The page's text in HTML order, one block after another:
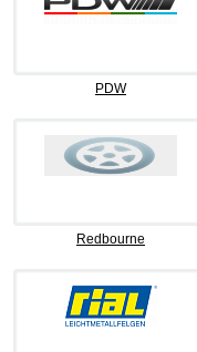
PDW
Redbourne